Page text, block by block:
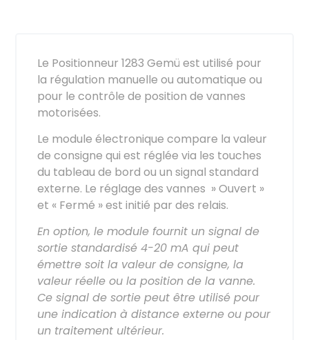
Le Positionneur 1283 Gemü est utilisé pour
la régulation manuelle ou automatique ou
pour le contrôle de position de vannes
motorisées.
Le module électronique compare la valeur
de consigne qui est réglée via les touches
du tableau de bord ou un signal standard
externe. Le réglage des vannes » Ouvert »
et « Fermé » est initié par des relais.
En option, le module fournit un signal de
sortie standardisé 4-20 mA qui peut
émettre soit la valeur de consigne, la
valeur réelle ou la position de la vanne.
Ce signal de sortie peut être utilisé pour
une indication à distance externe ou pour
un traitement ultérieur.